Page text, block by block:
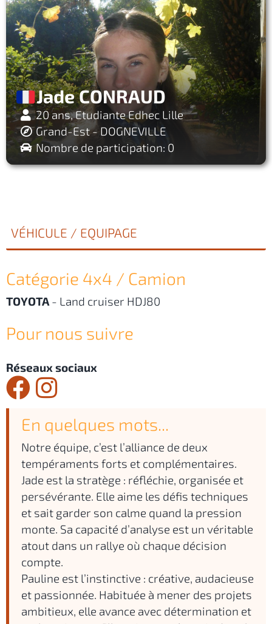
Jade CONRAUD
20 ans, Etudiante Edhec Lille
Grand-Est - DOGNEVILLE
Nombre de participation: 0
VÉHICULE / EQUIPAGE
Catégorie 4x4 / Camion
TOYOTA - Land cruiser HDJ80
Pour nous suivre
Réseaux sociaux
En quelques mots...
Notre équipe, c’est l’alliance de deux
tempéraments forts et complémentaires.
Jade est la stratège : réfléchie, organisée et
persévérante. Elle aime les défis techniques
et sait garder son calme quand la pression
monte. Sa capacité d’analyse est un véritable
atout dans un rallye où chaque décision
compte.
Pauline est l’instinctive : créative, audacieuse
et passionnée. Habituée à mener des projets
ambitieux, elle avance avec détermination et